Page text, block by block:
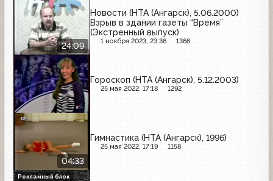
24:09
Новости (НТА (Ангарск), 5.06.2000)
Взрыв в здании газеты “Время”
(Экстренный выпуск)
1 ноября 2023, 23:36 1366
Гороскоп (НТА (Ангарск), 5.12.2003)
25 мая 2022, 17:18 1292
04:33
Гимнастика (НТА (Ангарск), 1996)
25 мая 2022, 17:19 1158
Рекламный блок